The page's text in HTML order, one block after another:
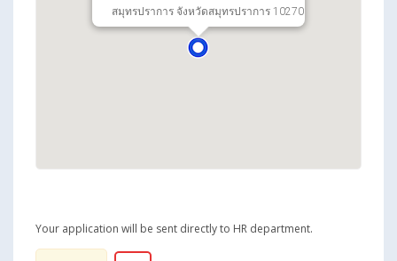
สมุทรปราการ จังหวัดสมุทรปราการ 10270
Your application will be sent directly to HR department.